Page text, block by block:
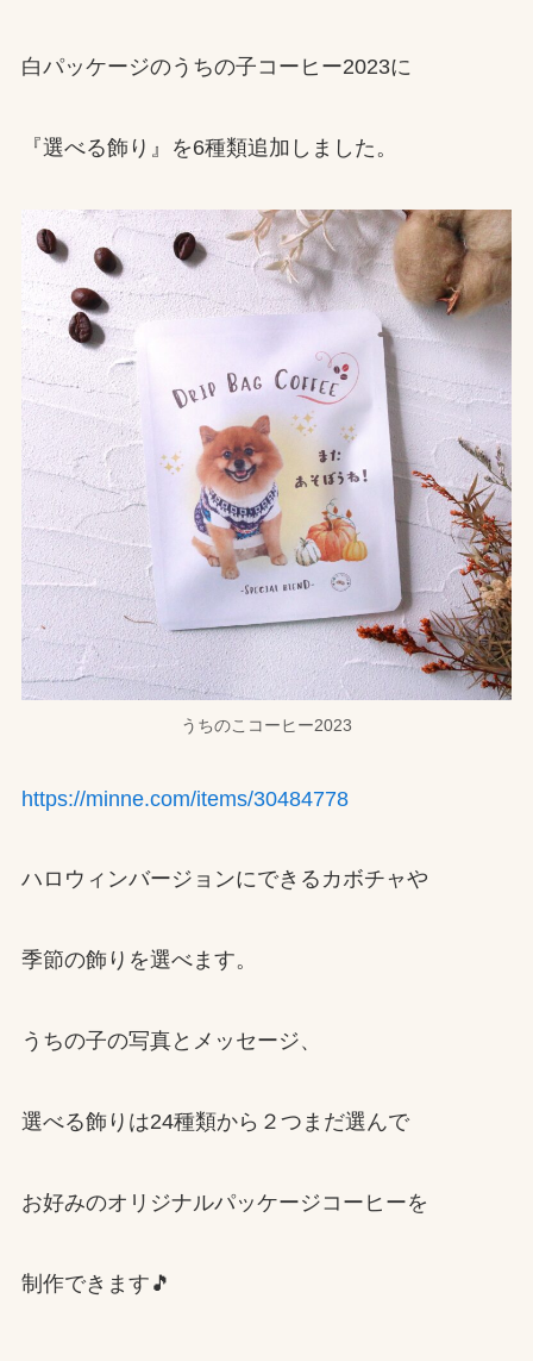
白パッケージのうちの子コーヒー2023に
『選べる飾り』を6種類追加しました。
うちのこコーヒー2023
https://minne.com/items/30484778
ハロウィンバージョンにできるカボチャや
季節の飾りを選べます。
うちの子の写真とメッセージ、
選べる飾りは24種類から２つまだ選んで
お好みのオリジナルパッケージコーヒーを
制作できます🎵